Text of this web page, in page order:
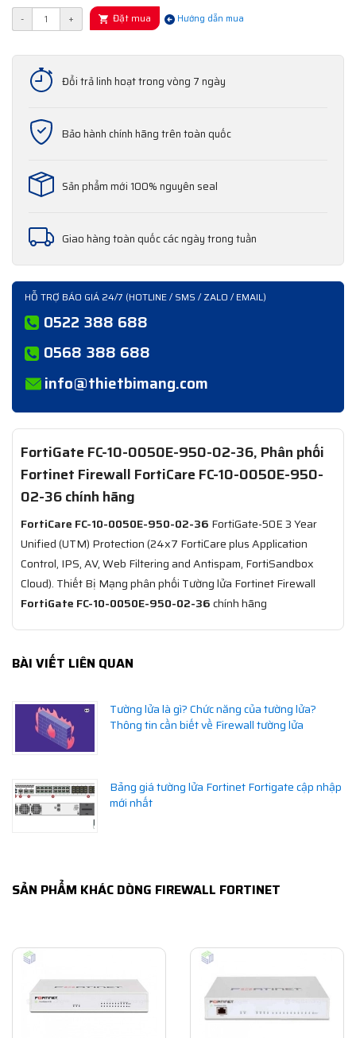
- + Đặt mua Hướng dẫn mua
Đổi trả linh hoạt trong vòng 7 ngày
Bảo hành chính hãng trên toàn quốc
Sản phẩm mới 100% nguyên seal
Giao hàng toàn quốc các ngày trong tuần
HỖ TRỢ BÁO GIÁ 24/7 (HOTLINE / SMS / ZALO / EMAIL)
0522 388 688
0568 388 688
info@thietbimang.com
FortiGate FC-10-0050E-950-02-36, Phân phối
Fortinet Firewall FortiCare FC-10-0050E-950-
02-36 chính hãng
FortiCare FC-10-0050E-950-02-36 FortiGate-50E 3 Year
Unified (UTM) Protection (24x7 FortiCare plus Application
Control, IPS, AV, Web Filtering and Antispam, FortiSandbox
Cloud). Thiết Bị Mạng phân phối Tường lửa Fortinet Firewall
FortiGate FC-10-0050E-950-02-36chính hãng
BÀI VIẾT LIÊN QUAN
Tường lửa là gì? Chức năng của tường lửa?
Thông tin cần biết về Firewall tường lửa
Bảng giá tường lửa Fortinet Fortigate cập nhập
mới nhất
SẢN PHẨM KHÁC DÒNG FIREWALL FORTINET